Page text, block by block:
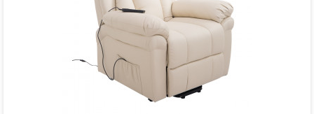
Favori